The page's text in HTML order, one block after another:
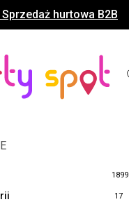
Sprzedaż hurtowa B2B
1899
17